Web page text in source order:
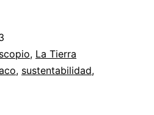
, La Tierra
, sustentabilidad,